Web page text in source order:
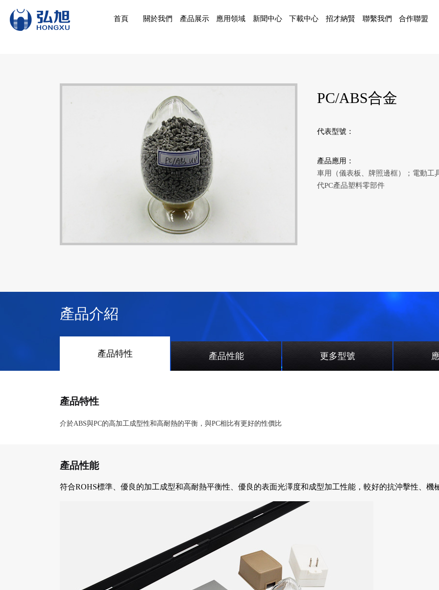
首頁 關於我們 產品展示 應用領域 新聞中心 下載中心 招才納賢 聯繫我們 合作聯盟
PC/ABS合金
代表型號：
產品應用：
車用（儀表板、牌照邊框）；電動工
代PC產品塑料零部件
產品介紹
產品特性 產品性能 更多型號
產品特性
介於ABS與PC的高加工成型性和高耐熱的平衡，與PC相比有更好的性價比
產品性能
符合ROHS標準、優良的加工成型和高耐熱平衡性、優良的表面光澤度和成型加工性能，較好的抗沖擊性、機